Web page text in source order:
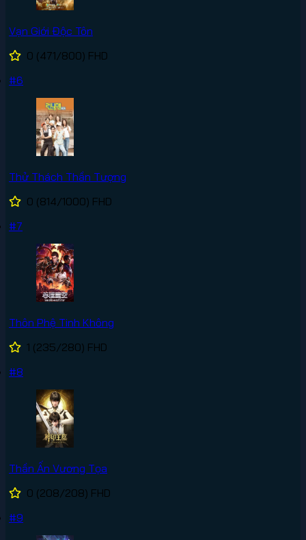
Vạn Giới Độc Tôn
0 (471/800) FHD
#6
Thử Thách Thần Tượng
0 (814/1000) FHD
#7
Thôn Phệ Tinh Không
1 (235/280) FHD
#8
Thần Ấn Vương Tọa
0 (208/208) FHD
#9